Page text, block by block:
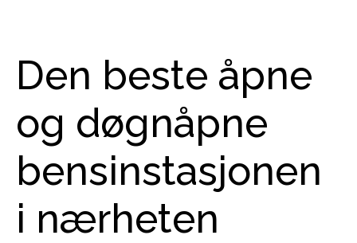
Den beste åpne
og døgnåpne
bensinstasjonen
i nærheten